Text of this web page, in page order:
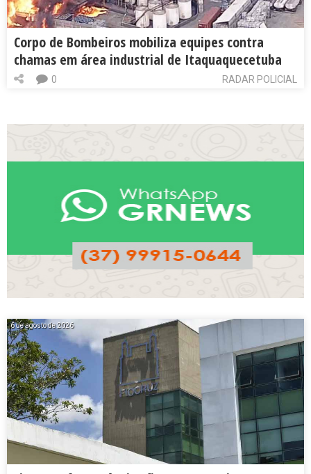
Corpo de Bombeiros mobiliza equipes contra
chamas em área industrial de Itaquaquecetuba
RADAR POLICIAL
0
6 de agosto de 2026